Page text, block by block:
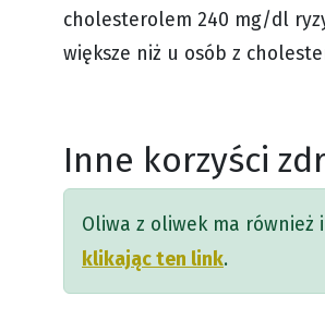
cholesterolem 240 mg/dl
większe niż u osób z
Inne korzyści
Oliwa z oliwek ma również
klikając ten link.